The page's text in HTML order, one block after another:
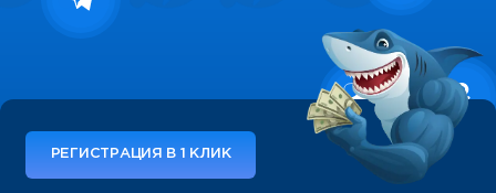
РЕГИСТРАЦИЯ В 1 КЛИК